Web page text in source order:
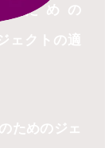
ための
ェクトの適
ためのジェ